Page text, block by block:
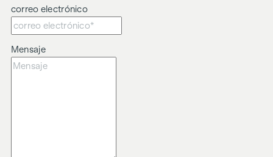
correo electrónico
Mensaje